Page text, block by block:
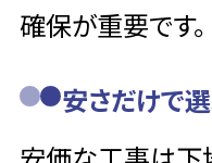
確保が重要です。
安さだけで